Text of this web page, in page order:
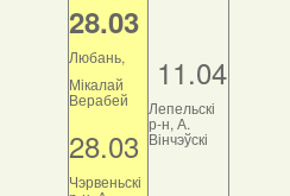
28.03
Любань,
Мікалай
Верабей
28.03
Чэрвеньскі
11.04
Лепельскі
р-н, А.
Вінчэўскі